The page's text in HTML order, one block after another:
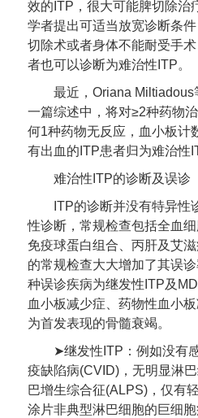
效的ITP，很大可能脾切除治
学者提出可适当放宽诊断条
切除术或者身体不能耐受手
者也可以诊断为难治性ITP。
最近，Oriana
一篇综述中，将对≥2种药物
何1种药物无反应，血小板计
有出血的ITP患者归为难治性
难治性ITP的诊断及误诊
ITP的诊断并没有特异性
性诊断，常规检查包括全血细
免疫球蛋白组合、丙肝及艾
的常规检查大大增加了其误
种误诊疾病为继发性ITP及
血小板减少症、药物性血小
为首发表现的骨髓衰竭。
➤继发性ITP：例如没有
疫缺陷病(CVID)，无明显淋
巴增生综合征(ALPS)，仅有
涂片非典型淋巴细胞的巨细